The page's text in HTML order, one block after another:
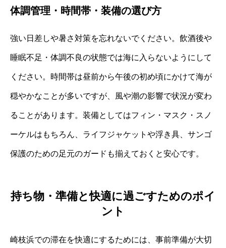
体調管理・時間帯・装備の選び方
強い日差しや暑さ対策を忘れないでください。飲酒後や
睡眠不足・体調不良の状態では海に入らないようにして
ください。時間帯は昼前から午後の初め頃にかけて海が
穏やかなことが多いですが、風や潮の影響で状況が変わ
ることがあります。装備としてはフィン・マスク・スノ
ーケルはもちろん、ライフジャケットや浮き具、サンゴ
保護のための足元のガードも揃えておくと安心です。
持ち物・準備と快適に過ごすためのポイ
ント
崎枝浜での滞在を快適にするためには、事前準備が大切